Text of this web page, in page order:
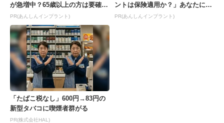
が急増中？65歳以上の方は要確
認。抜けた歯の放置は...
PR(あんしんインプラント)
ントは保険適用か？」あなたに沿
った治療法や費用を...
PR(あんしんインプラント)
「たばこ税なし」600円→83円の
新型タバコに喫煙者群がる
PR(株式会社HAL)